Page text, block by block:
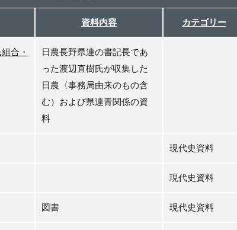
資料内容 カテゴリー
合・
日農長野県連の書記長であ
った渡辺直樹氏が収集した
日農〈事務局由来のもの含
む）および県連青関係の資
料
現代史資料
現代史資料
図書 現代史資料